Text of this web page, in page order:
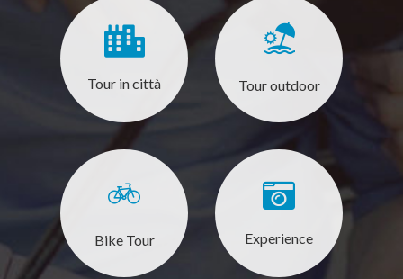
Tour in città Tour outdoor
Bike Tour Experience